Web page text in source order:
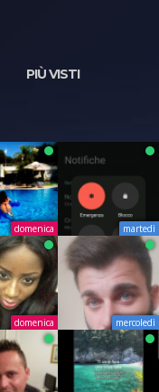
PIÙ VISTI
domenica martedì
domenica mercoledì